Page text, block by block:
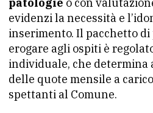
patologie o con
evidenzi la necessità e
inserimento. Il pacchetto
erogare agli ospiti è
individuale, che determina
delle quote mensile a
spettanti al Comune.